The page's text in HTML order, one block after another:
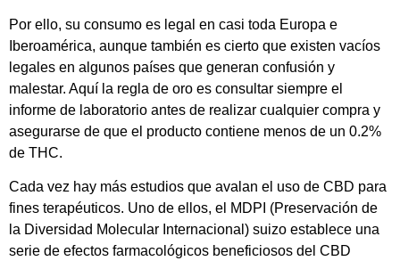
Por ello, su consumo es legal en casi toda Europa e
Iberoamérica, aunque también es cierto que existen vacíos
legales en algunos países que generan confusión y
malestar. Aquí la regla de oro es consultar siempre el
informe de laboratorio antes de realizar cualquier compra y
asegurarse de que el producto contiene menos de un 0.2%
de THC.
Cada vez hay más estudios que avalan el uso de CBD para
fines terapéuticos. Uno de ellos, el MDPI (Preservación de
la Diversidad Molecular Internacional) suizo establece una
serie de efectos farmacológicos beneficiosos del CBD